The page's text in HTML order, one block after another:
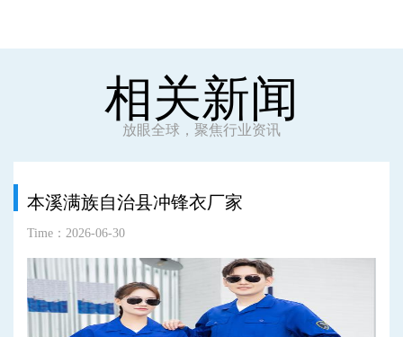
相关新闻
放眼全球，聚焦行业资讯
本溪满族自治县冲锋衣厂家
Time：2026-06-30